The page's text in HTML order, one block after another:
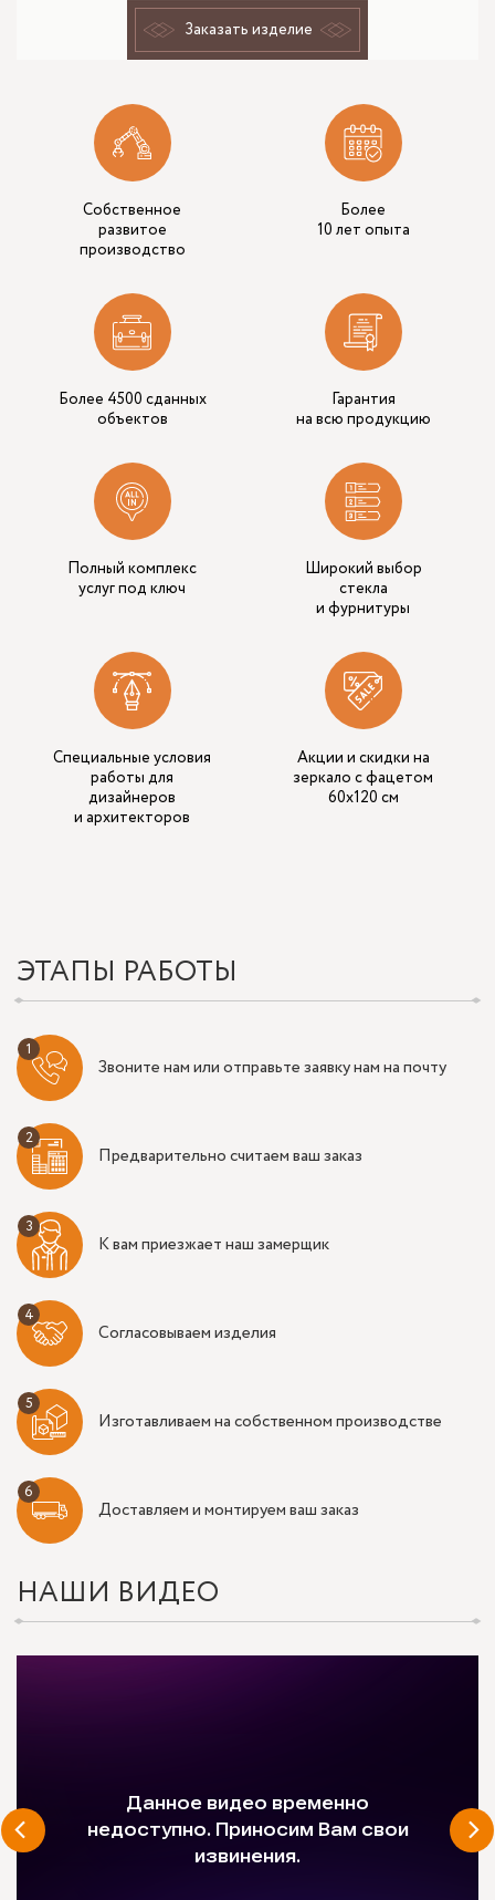
Заказать изделие
Собственное
развитое
производство
Более
10 лет опыта
Более 4500 сданных
объектов
Гарантия
на всю продукцию
Полный комплекс
услуг под ключ
Широкий выбор
стекла
и фурнитуры
Специальные условия
работы для
дизайнеров
и архитекторов
Акции и скидки на
зеркало с фацетом
60x120 см
ЭТАПЫ РАБОТЫ
Звоните нам или отправьте заявку нам на почту
Предварительно считаем ваш заказ
К вам приезжает наш замерщик
Согласовываем изделия
Изготавливаем на собственном производстве
Доставляем и монтируем ваш заказ
НАШИ ВИДЕО